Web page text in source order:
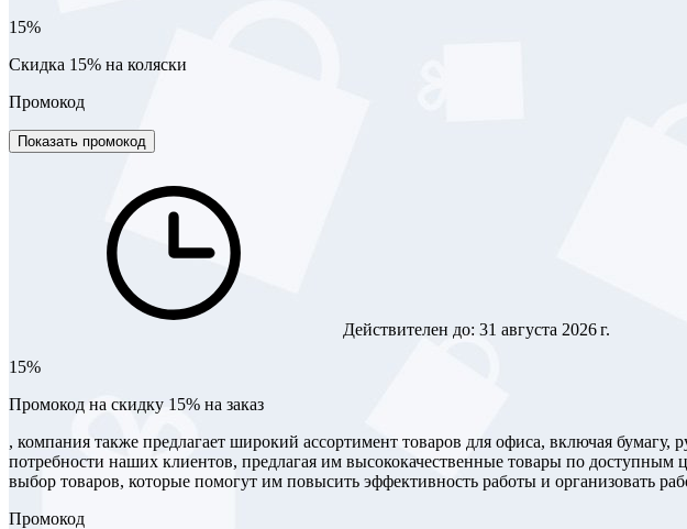
15%
Скидка 15% на коляски
Промокод
Показать промокод
Действителен до: 31 августа 2026 г.
15%
Промокод на скидку 15% на заказ
, компания также предлагает широкий ассортимент товаров для офиса, включая
потребности наших клиентов, предлагая им высококачественные товары по
выбор товаров, которые помогут им повысить эффективность работы и организовать
Промокод